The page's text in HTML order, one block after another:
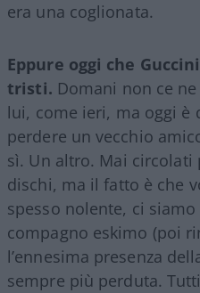
era una coglionata.
Eppure oggi che
tristi. Domani non ce
lui, come ieri, ma oggi è
perdere un vecchio
sì. Un altro. Mai circolati
dischi, ma il fatto è che
spesso nolente, ci
compagno eskimo (poi
l’ennesima presenza
sempre più perduta.